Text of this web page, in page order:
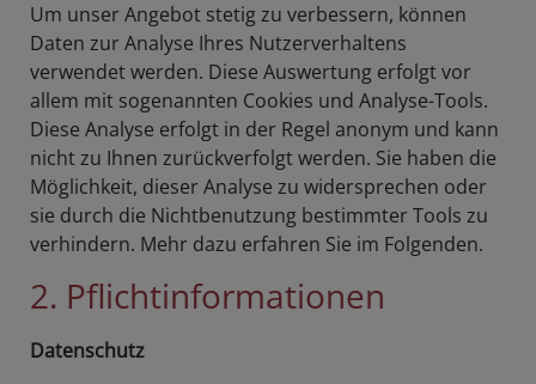
Um unser Angebot stetig zu verbessern, können
Daten zur Analyse Ihres Nutzerverhaltens
verwendet werden. Diese Auswertung erfolgt vor
allem mit sogenannten Cookies und Analyse-Tools.
Diese Analyse erfolgt in der Regel anonym und kann
nicht zu Ihnen zurückverfolgt werden. Sie haben die
Möglichkeit, dieser Analyse zu widersprechen oder
sie durch die Nichtbenutzung bestimmter Tools zu
verhindern. Mehr dazu erfahren Sie im Folgenden.
2. Pflichtinformationen
Datenschutz